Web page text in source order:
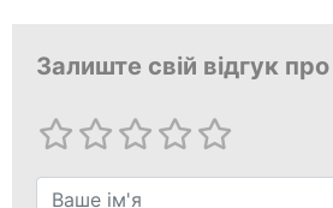
Залиште свій відгук